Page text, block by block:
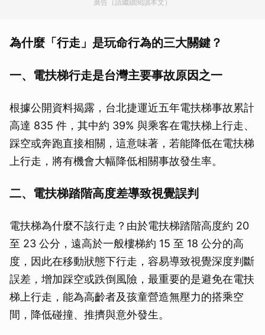
廣告（請繼續閱讀本文）
為什麼「行走」是玩命行為的三大關鍵？
一、電扶梯行走是台灣主要事故原因之一
根據公開資料揭露，台北捷運近五年電扶梯事故累計
高達 835 件，其中約 39% 與乘客在電扶梯上行走、
踩空或奔跑直接相關，這意味著，若能降低在電扶梯
上行走，將有機會大幅降低相關事故發生率。
二、電扶梯踏階高度差導致視覺誤判
電扶梯為什麼不該行走？由於電扶梯踏階高度約 20
至 23 公分，遠高於一般樓梯約 15 至 18 公分的高
度，因此在移動狀態下行走，容易導致視覺深度判斷
誤差，增加踩空或跌倒風險，最重要的是避免在電扶
梯上行走，能為高齡者及孩童營造無壓力的搭乘空
間，降低碰撞、推擠與意外發生。